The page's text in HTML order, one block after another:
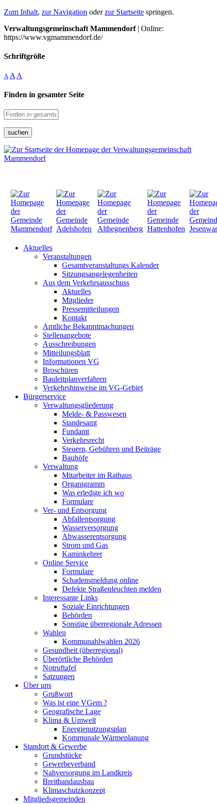
Zum Inhalt, zur Navigation oderzur Startseite springen.
Verwaltungsgemeinschaft Mammendorf| Online:
https://www.vgmammendorf.de/
Schriftgröße
A A A
Finden in gesamter Seite
suchen
Aktuelles
Veranstaltungen
Gesamtveranstaltungs Kalender
Sitzungsangelegenheiten
Aus dem Verkehrsausschuss
Aktuelles
Mitglieder
Pressemitteilungen
Kontakt
Amtliche Bekanntmachungen
Stellenangebote
Ausschreibungen
Mitteilungsblatt
Informationen VG
Broschüren
Bauleitplanverfahren
Verkehrshinweise im VG-Gebiet
Bürgerservice
Verwaltungsgliederung
Melde- & Passwesen
Standesamt
Fundamt
Verkehrsrecht
Steuern, Gebühren und Beiträge
Bauhöfe
Verwaltung
Mitarbeiter im Rathaus
Organigramm
Was erledige ich wo
Formulare
Ver- und Entsorgung
Abfallentsorgung
Wasserversorgung
Abwasserentsorgung
Strom und Gas
Kaminkehrer
Online Service
Formulare
Schadensmeldung online
Defekte Straßenleuchten melden
Interessante Links
Soziale Einrichtungen
Behörden
Sonstige überregionale Adressen
Wahlen
Kommunahlwahlen 2026
Gesundheit (überregional)
Überörtliche Behörden
Notruftafel
Satzungen
Über uns
Grußwort
Was ist eine VGem ?
Geografische Lage
Klima & Umwelt
Energienutzungsplan
Kommunale Wärmeplanung
Standort & Gewerbe
Grundstücke
Gewerbeverband
Nahversorgung im Landkreis
Breitbandausbau
Klimaschutzkonzept
Mitgliedsgemeinden